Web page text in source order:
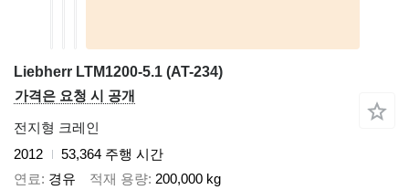
Liebherr LTM1200-5.1 (AT-234)
가격은 요청 시 공개
전지형 크레인
2012
53,364 주행 시간
연료
경유 적재 용량 200,000 kg